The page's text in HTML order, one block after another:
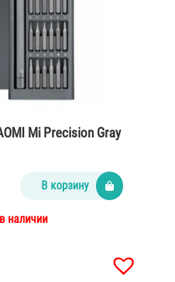
Mi Precision Gray
В корзину
наличии